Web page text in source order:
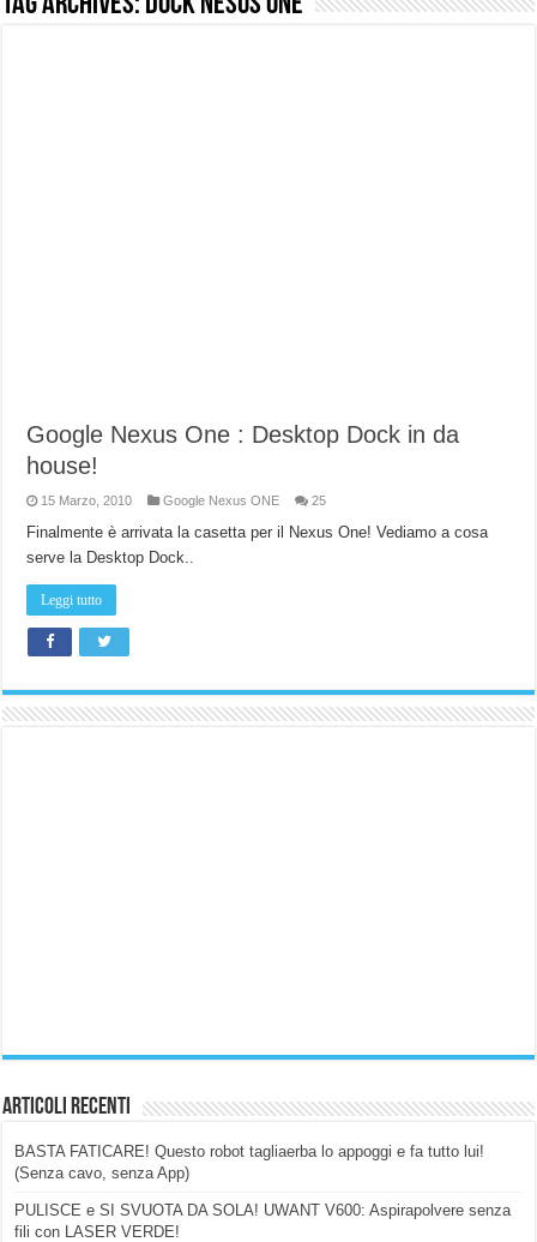
Google Nexus One : Desktop Dock in da
house!
15 Marzo, 2010 Google Nexus ONE 25
Finalmente è arrivata la casetta per il Nexus One! Vediamo a cosa
serve la Desktop Dock..
Leggi tutto
Articoli Recenti
BASTA FATICARE! Questo robot tagliaerba lo appoggi e fa tutto lui!
(Senza cavo, senza App)
PULISCE e SI SVUOTA DA SOLA! UWANT V600: Aspirapolvere senza
fili con LASER VERDE!